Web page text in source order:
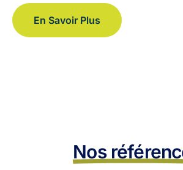
En Savoir Plus
Nos